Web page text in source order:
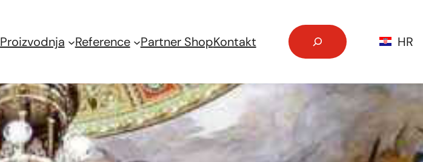
Proizvodnja Reference Partner ShopKontakt
Pretraga
HR